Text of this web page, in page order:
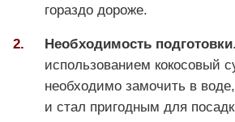
гораздо дороже.
Необходимость подготовки
использованием кокосовый
необходимо замочить в
и стал пригодным для